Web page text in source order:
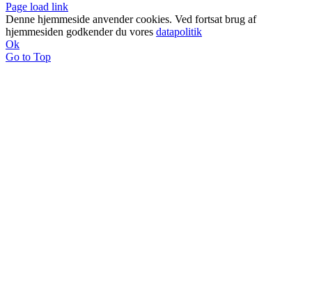
Page load link
Denne hjemmeside anvender cookies. Ved fortsat brug af
hjemmesiden godkender du vores datapolitik
Ok
Go to Top